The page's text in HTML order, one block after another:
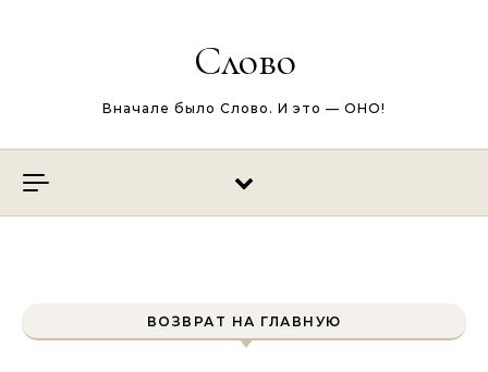
Слово
Вначале было Слово. И это — ОНО!
ВОЗВРАТ НА ГЛАВНУЮ